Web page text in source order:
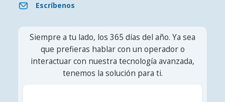
Escríbenos
Siempre a tu lado, los 365 días del año. Ya sea
que prefieras hablar con un operador o
interactuar con nuestra tecnología avanzada,
tenemos la solución para ti.